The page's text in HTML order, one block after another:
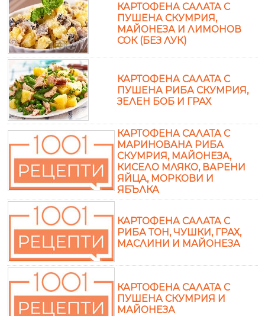
КАРТОФЕНА САЛАТА С
ПУШЕНА СКУМРИЯ,
МАЙОНЕЗА И ЛИМОНОВ
СОК (БЕЗ ЛУК)
КАРТОФЕНА САЛАТА С
ПУШЕНА РИБА СКУМРИЯ,
ЗЕЛЕН БОБ И ГРАХ
КАРТОФЕНА САЛАТА С
МАРИНОВАНА РИБА
СКУМРИЯ, МАЙОНЕЗА,
КИСЕЛО МЛЯКО, ВАРЕНИ
ЯЙЦА, МОРКОВИ И
ЯБЪЛКА
КАРТОФЕНА САЛАТА С
РИБА ТОН, ЧУШКИ, ГРАХ,
МАСЛИНИ И МАЙОНЕЗА
КАРТОФЕНА САЛАТА С
ПУШЕНА СКУМРИЯ И
МАЙОНЕЗА